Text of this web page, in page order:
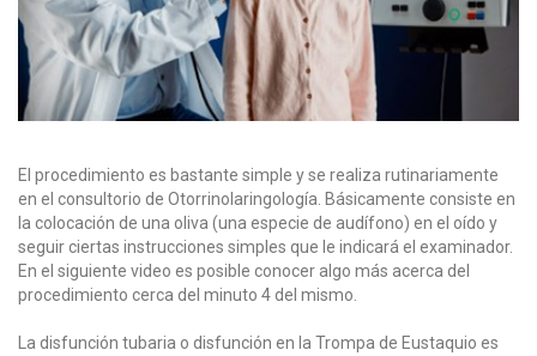
El procedimiento es bastante simple y se realiza rutinariamente
en el consultorio de Otorrinolaringología. Básicamente consiste en
la colocación de una oliva (una especie de audífono) en el oído y
seguir ciertas instrucciones simples que le indicará el examinador.
En el siguiente video es posible conocer algo más acerca del
procedimiento cerca del minuto 4 del mismo.
La disfunción tubaria o disfunción en la Trompa de Eustaquio es